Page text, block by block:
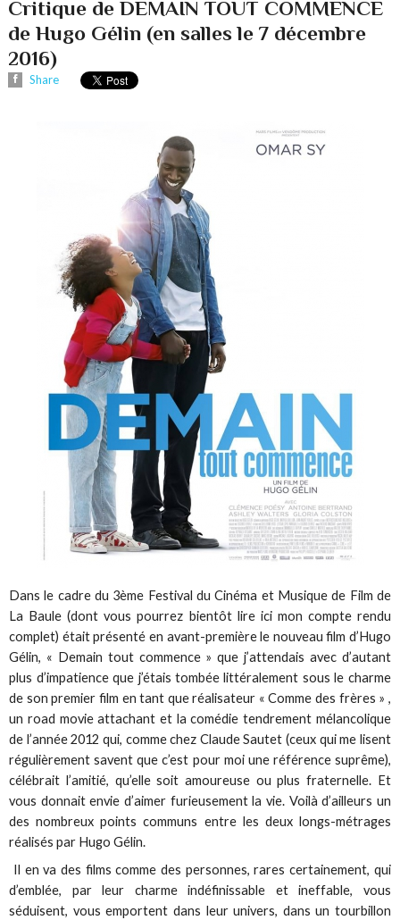
Critique de DEMAIN TOUT COMMENCE
de Hugo Gélin (en salles le 7 décembre
2016)
Share
Dans le cadre du 3ème Festival du Cinéma et Musique de Film de
La Baule (dont vous pourrez bientôt lire ici mon compte rendu
complet) était présenté en avant-première le nouveau film d’Hugo
Gélin, « Demain tout commence » que j’attendais avec d’autant
plus d’impatience que j’étais tombée littéralement sous le charme
de son premier film en tant que réalisateur « Comme des frères » ,
un road movie attachant et la comédie tendrement mélancolique
de l’année 2012 qui, comme chez Claude Sautet (ceux qui me lisent
régulièrement savent que c’est pour moi une référence suprême),
célébrait l’amitié, qu’elle soit amoureuse ou plus fraternelle. Et
vous donnait envie d’aimer furieusement la vie. Voilà d’ailleurs un
des nombreux points communs entre les deux longs-métrages
réalisés par Hugo Gélin.
Il en va des films comme des personnes, rares certainement, qui
d’emblée, par leur charme indéfinissable et ineffable, vous
séduisent, vous emportent dans leur univers, dans un tourbillon